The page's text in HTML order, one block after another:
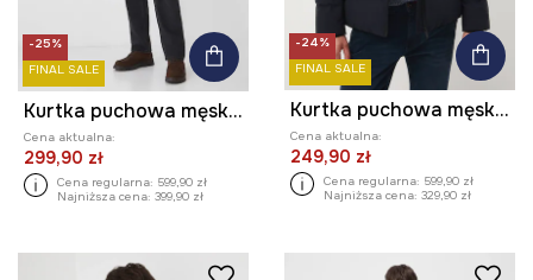
-25%
FINAL SALE
Kurtka puchowa męska pikowana kolor żółty
Cena aktualna:
299,90 zł
Cena regularna: 599,90 zł
Najniższa cena: 399,90 zł
-24%
FINAL SALE
Kurtka puchowa męska pikowana
Cena aktualna:
249,90 zł
Cena regularna: 599,90 zł
Najniższa cena: 329,90 zł